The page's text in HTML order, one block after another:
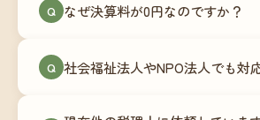
地域の事業者さまにご利用いただ
180,000円〜）をご用意してい
談にも対応しています。
Q なぜ決算料が0円なのですか？
次で進めています。そのため、
リプション型の料金体系を実現し
Q 社会福祉法人やNPO法人でも対